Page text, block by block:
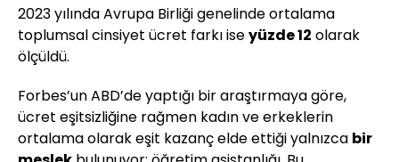
2023 yılında Avrupa Birliği genelinde ortalama
toplumsal cinsiyet ücret farkı iseyüzde 12 olarak
ölçüldü.
Forbes’un ABD’de yaptığı bir araştırmaya göre,
ücret eşitsizliğine rağmen kadın ve erkeklerin
ortalama olarak eşit kazanç elde ettiği yalnızca bir